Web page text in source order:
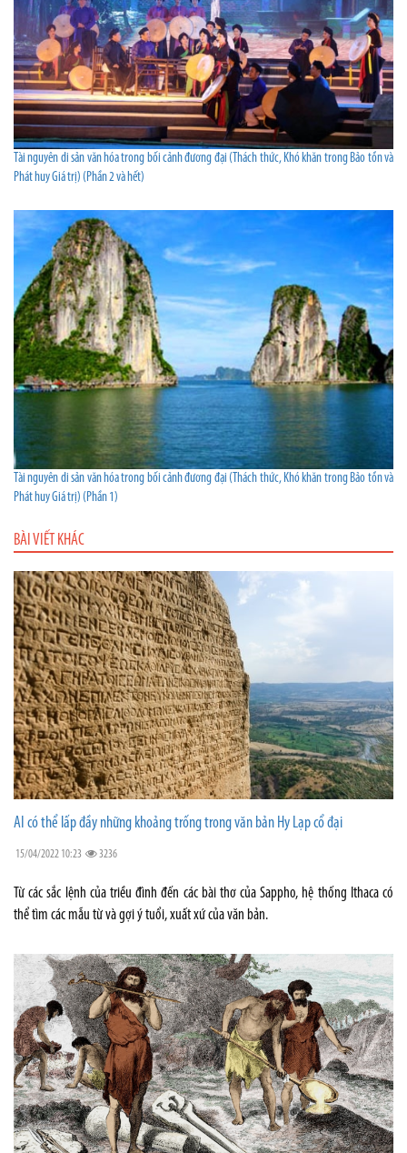
Tài nguyên di sản văn hóa trong bối cảnh đương đại (Thách thức, Khó khăn trong Bảo tồn và
Phát huy Giá trị) (Phần 2 và hết)
Tài nguyên di sản văn hóa trong bối cảnh đương đại (Thách thức, Khó khăn trong Bảo tồn và
Phát huy Giá trị) (Phần 1)
BÀI VIẾT KHÁC
AI có thể lấp đầy những khoảng trống trong văn bản Hy Lạp cổ đại
15/04/2022 10:23 3236
Từ các sắc lệnh của triều đình đến các bài thơ của Sappho, hệ thống Ithaca có
thể tìm các mẫu từ và gợi ý tuổi, xuất xứ của văn bản.